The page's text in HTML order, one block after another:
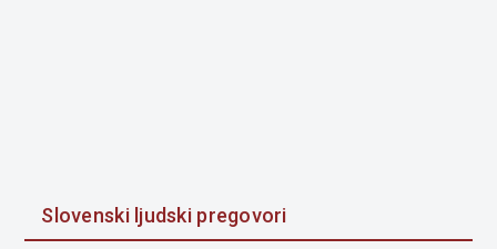
Slovenski ljudski pregovori